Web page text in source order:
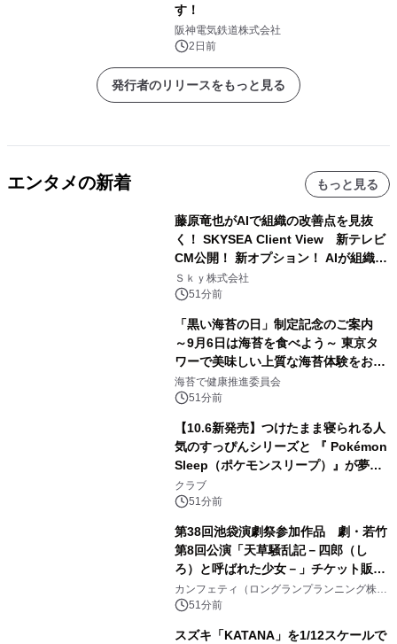
す！
阪神電気鉄道株式会社
2日前
発行者のリリースをもっと見る
エンタメの新着 もっと見る
藤原竜也がAIで組織の改善点を見抜
く！ SKYSEA Client View 新テレビ
CM公開！ 新オプション！ AIが組織の
業務実態を分析し労務改善を支援。 藤
原竜也メイキング動画公開 「もしAIが
る自信がある」「昨年の夏はカブトム
シを捕まえたり、虫と戦ったり…」
Ｓｋｙ株式会社
51分前
「黒い海苔の日」制定記念のご案内
～9月6日は海苔を食べよう～ 東京タ
ワーで美味しい上質な海苔体験をお届
けします！
海苔で健康推進委員会
51分前
【10.6新発売】つけたまま寝られる人
気のすっぴんシリーズと 『 Pokémon
Sleep（ポケモンスリープ）』が夢の
コラボレーション！
クラブ
51分前
第38回池袋演劇祭参加作品 劇・若竹
第8回公演「天草騒乱記－四郎（し
ろ）と呼ばれた少女－」チケット販売
開始
カンフェティ（ロングランプランニング株式
会社）
51分前
スズキ「KATANA」を1/12スケールで